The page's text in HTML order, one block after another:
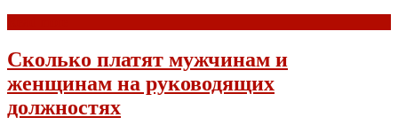
Сколько платят мужчинам и
женщинам на руководящих
должностях